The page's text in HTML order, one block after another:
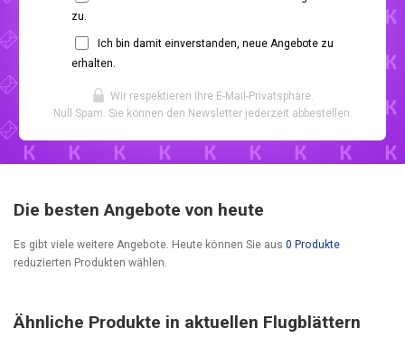
zu.
Ich bin damit einverstanden, neue Angebote zu
erhalten.
Wir respektieren Ihre E-Mail-Privatsphäre.
Null Spam. Sie können den Newsletter jederzeit abbestellen.
Die besten Angebote von heute
Es gibt viele weitere Angebote. Heute können Sie aus 0 Produkte
reduzierten Produkten wählen.
Ähnliche Produkte in aktuellen Flugblättern